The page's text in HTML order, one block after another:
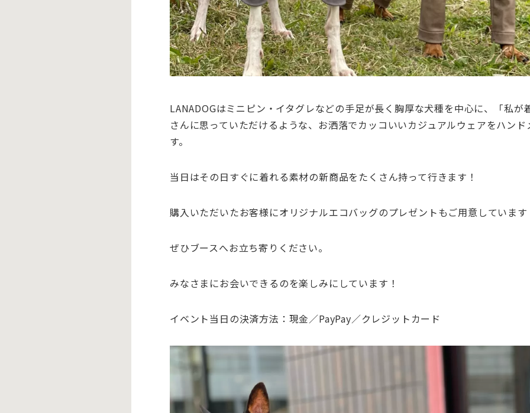
LANADOGはミニピン・イタグレなどの手足が長く胸厚な犬種を中心に、「私が
さんに思っていただけるような、お洒落でカッコいいカジュアルウェアをハン
す。
当日はその日すぐに着れる素材の新商品をたくさん持って行きます！
購入いただいたお客様にオリジナルエコバッグのプレゼントもご用意していま
ぜひブースへお立ち寄りください。
みなさまにお会いできるのを楽しみにしています！
イベント当日の決済方法：現金／PayPay／クレジットカード